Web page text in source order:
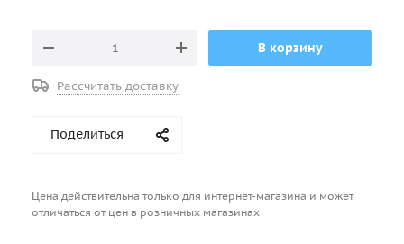
В корзину
Рассчитать доставку
Поделиться
Цена действительна только для интернет-магазина и может
отличаться от цен в розничных магазинах